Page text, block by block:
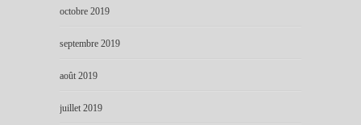
octobre 2019
septembre 2019
août 2019
juillet 2019